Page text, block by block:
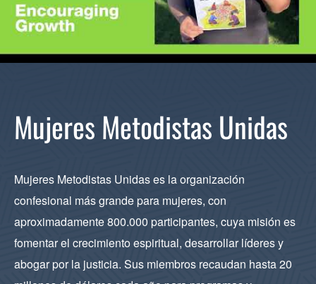
Mujeres Metodistas Unidas
Mujeres Metodistas Unidas es la organización
confesional más grande para mujeres, con
aproximadamente 800.000 participantes, cuya misión es
fomentar el crecimiento espiritual, desarrollar líderes y
abogar por la justicia. Sus miembros recaudan hasta 20